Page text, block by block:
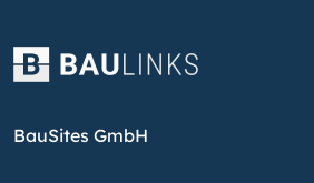
BauSites GmbH